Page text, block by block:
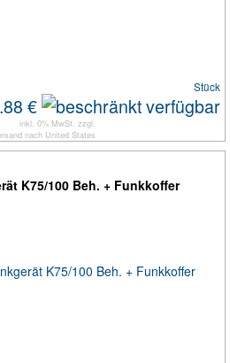
Stück
€
inkl. 0% MwSt. zzgl.
nach United States
K75/100 Beh. + Funkkoffer